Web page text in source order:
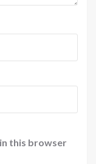
this browser